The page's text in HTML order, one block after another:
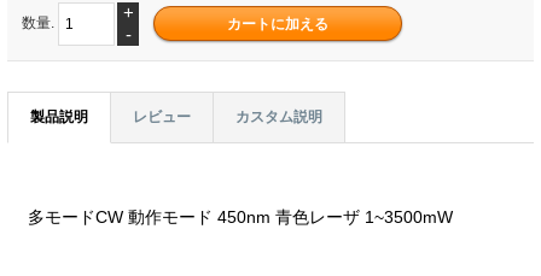
数量.
+
-
製品説明 レビュー カスタム説明
多モードCW 動作モード 450nm 青色レーザ 1~3500mW